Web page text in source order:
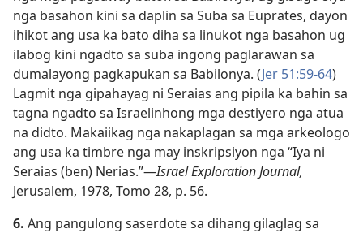
nga basahon kini sa daplin sa Suba sa Euprates, dayon
ihikot ang usa ka bato diha sa linukot nga basahon ug
ilabog kini ngadto sa suba ingong paglarawan sa
dumalayong pagkapukan sa Babilonya. (Jer 51:59-64)
Lagmit nga gipahayag ni Seraias ang pipila ka bahin sa
tagna ngadto sa Israelinhong mga destiyero nga atua
na didto. Makaiikag nga nakaplagan sa mga arkeologo
ang usa ka timbre nga may inskripsiyon nga “Iya ni
Seraias (ben) Nerias.”​—Israel Exploration Journal,
Jerusalem, 1978, Tomo 28, p. 56.
6. Ang pangulong saserdote sa dihang gilaglag sa